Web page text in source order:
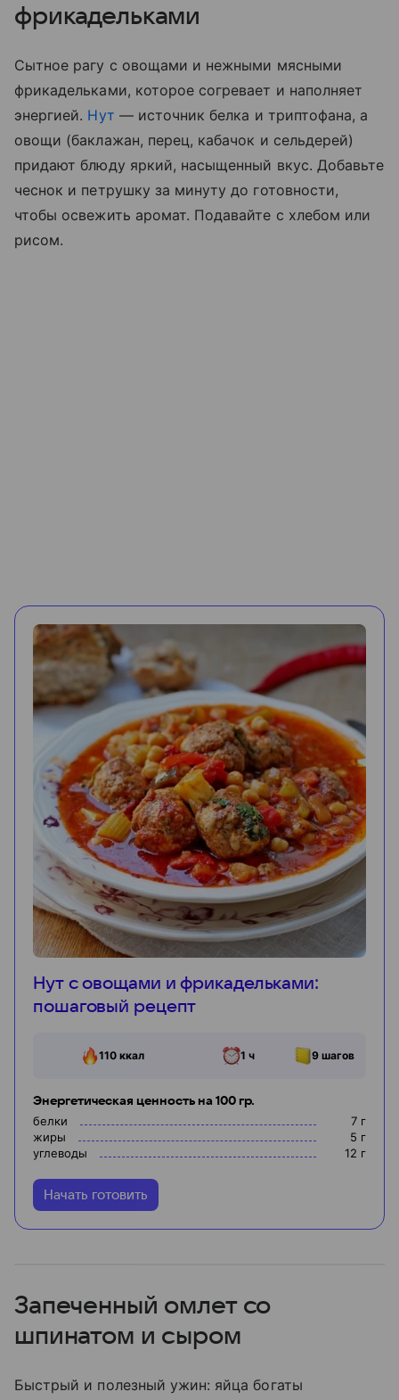
фрикадельками
Сытное рагу с овощами и нежными мясными
фрикадельками, которое согревает и наполняет
энергией. Нут — источник белка и триптофана, а
овощи (баклажан, перец, кабачок и сельдерей)
придают блюду яркий, насыщенный вкус. Добавьте
чеснок и петрушку за минуту до готовности,
чтобы освежить аромат. Подавайте с хлебом или
рисом.
Нут с овощами и фрикадельками:
пошаговый рецепт
110ккал 1 ч 9 шагов
Энергетическая ценность на 100 гр.
белки 7 г
жиры
5 г
углеводы
12 г
Начать готовить
Запеченный омлет со
шпинатом и сыром
Быстрый и полезный ужин: яйца богаты